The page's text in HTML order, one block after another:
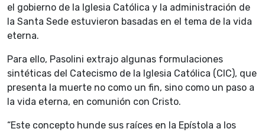
el gobierno de la Iglesia Católica y la administración de
la Santa Sede estuvieron basadas en el tema de la vida
eterna.
Para ello, Pasolini extrajo algunas formulaciones
sintéticas del Catecismo de la Iglesia Católica (CIC), que
presenta la muerte no como un fin, sino como un paso a
la vida eterna, en comunión con Cristo.
“Este concepto hunde sus raíces en la Epístola a los